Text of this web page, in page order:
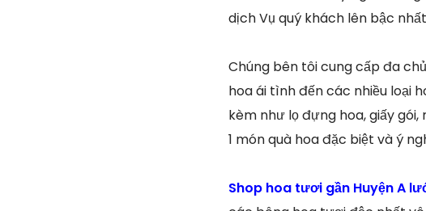
dịch Vụ quý khách lên bậc
Chúng bên tôi cung cấp đa
hoa ái tình đến các nhiều loại
kèm như lọ đựng hoa, giấy
1 món quà hoa đặc biệt và ý
Shop hoa tươi gần Huyện A